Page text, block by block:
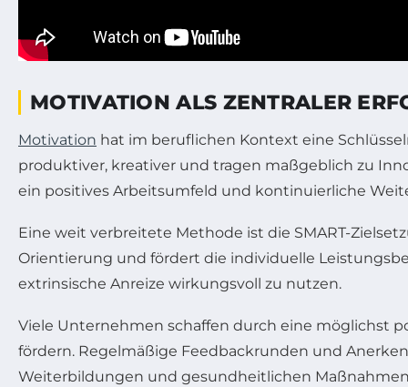
MOTIVATION ALS ZENTRALER
Motivation hat im beruflichen Kontext eine
produktiver, kreativer und tragen maßgeblich zu
ein positives Arbeitsumfeld und kontinuierliche
Eine weit verbreitete Methode ist die SMART-
Orientierung und fördert die individuelle
extrinsische Anreize wirkungsvoll zu nutzen.
Viele Unternehmen schaffen durch eine möglichst
fördern. Regelmäßige Feedbackrunden und
Weiterbildungen und gesundheitlichen